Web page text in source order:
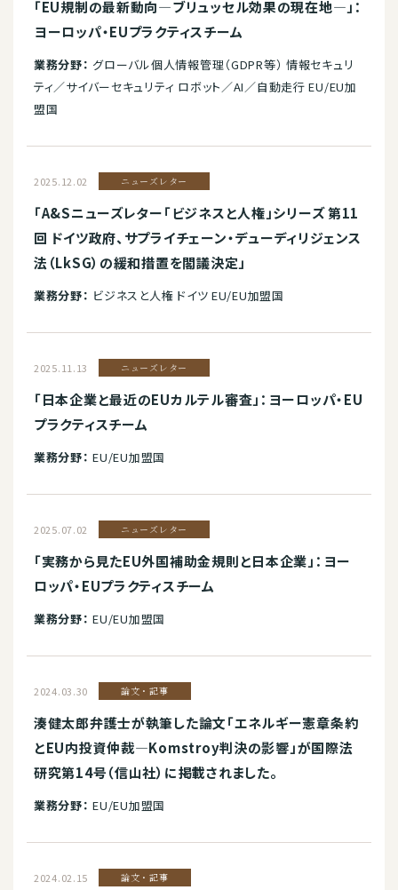
「EU規制の最新動向―ブリュッセル効果の現在地―」：
ヨーロッパ・EUプラクティスチーム
業務分野： グローバル個人情報管理（GDPR等） 情報セキュリ
ティ／サイバーセキュリティ ロボット／AI／自動走行 EU/EU加
盟国
2025.12.02 ニューズレター
「A&Sニューズレター「ビジネスと人権」シリーズ 第11
回 ドイツ政府、サプライチェーン・デューディリジェンス
法（LkSG）の緩和措置を閣議決定」
業務分野： ビジネスと人権 ドイツ EU/EU加盟国
2025.11.13 ニューズレター
「日本企業と最近のEUカルテル審査」：ヨーロッパ・EU
プラクティスチーム
業務分野： EU/EU加盟国
2025.07.02 ニューズレター
「実務から見たEU外国補助金規則と日本企業」：ヨー
ロッパ・EUプラクティスチーム
業務分野： EU/EU加盟国
2024.03.30 論文・記事
湊健太郎弁護士が執筆した論文「エネルギー憲章条約
とEU内投資仲裁―Komstroy判決の影響」が国際法
研究第14号（信山社）に掲載されました。
業務分野： EU/EU加盟国
2024.02.15 論文・記事